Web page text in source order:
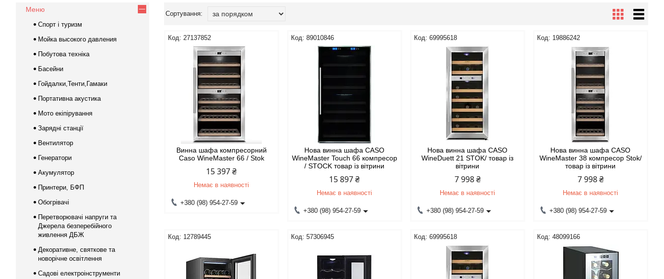
27137852
Винна шафа компресорний
Caso WineMaster 66 / Stok
15 397 ₴
Немає в наявності
+380 (98) 954-27-59
89010846
Нова винна шафа CASO
WineMaster Touch 66 компресор
/ STOCK товар із вітрини
15 897 ₴
Немає в наявності
+380 (98) 954-27-59
69995618
Нова винна шафа CASO
WineDuett 21 STOK/ товар із
вітрини
7 998 ₴
Немає в наявності
+380 (98) 954-27-59
19886242
Нова винна шафа CASO
WineMaster 38 компресор Stok/
товар із вітрини
7 998 ₴
Немає в наявності
+380 (98) 954-27-59
12789445 57306945 69995618 48099166
Меню
Спорт і туризм
Мойка высокого давления
Побутова техніка
Басейни
Гойдалки,Тенти,Гамаки
Портативна акустика
Мото екіпірування
Зарядні станції
Вентилятор
Генератори
Акумулятор
Принтери, БФП
Обогрівачі
Перетворювачі напруги та
Джерела безперебійного
живлення ДБЖ
Декоративне, святкове та
новорічне освітлення
Садові електроінструменти